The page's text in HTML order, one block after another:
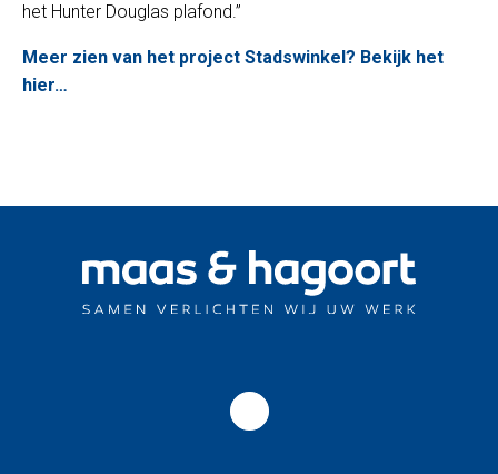
het Hunter Douglas plafond.”
Meer zien van het project Stadswinkel? Bekijk het
hier…